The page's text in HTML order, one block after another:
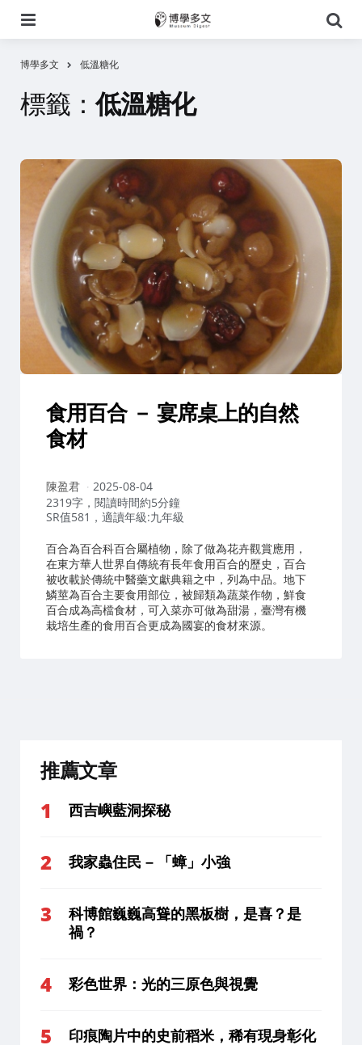
尋
博學多文 低溫糖化
標籤：低溫糖化
食用百合 － 宴席桌上的自然
食材
作
者：
陳盈君
2025-08-04
2319字，閱讀時間約5分鐘
SR值581，適讀年級:九年級
百合為百合科百合屬植物，除了做為花卉觀賞應用，
在東方華人世界自傳統有長年食用百合的歷史，百合
被收載於傳統中醫藥文獻典籍之中，列為中品。地下
鱗莖為百合主要食用部位，被歸類為蔬菜作物，鮮食
百合成為高檔食材，可入菜亦可做為甜湯，臺灣有機
栽培生產的食用百合更成為國宴的食材來源。
推薦文章
西吉嶼藍洞探秘
我家蟲住民 – 「蟑」小強
科博館巍巍高聳的黑板樹，是喜？是
禍？
彩色世界：光的三原色與視覺
印痕陶片中的史前稻米，稀有現身彰化